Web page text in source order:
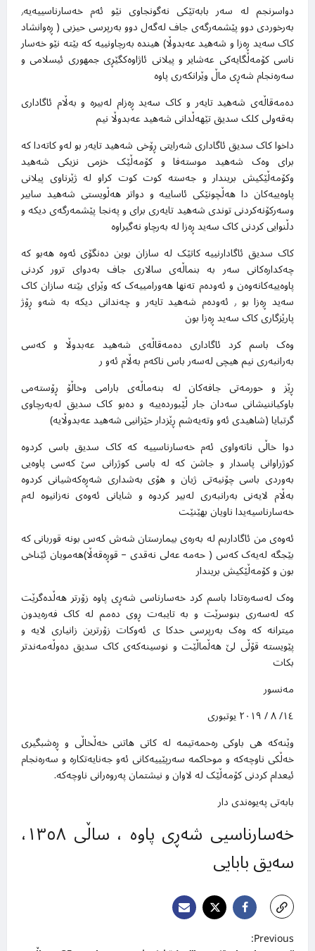
دواسرنجم لە سەر بابەتێکی نەگونجاوی نێو ئەم خەسارناسییەیە٫
بەرخوردی دوو پێشمەرگەی جاف لەگەل دوو بەرپرسی حیزبی ( ڕەوانشاد
کاک سەید ڕەزا و شەهید عەبدوڵا) هیندە بەرچاونییە کە بێتە نێو خەسار
ناسی کۆمەڵگایەکی عەشایر و پیلانی ئاژاوەکگێڕی جمهوری ئیسلامی و
سەرەنجام شەڕی ماڵ وێرانکەری پاوە
دەمەقاڵەی شەهید تایەر و کاک سەید ڕەزام لەبیرە و بەڵام ئاگاداری
بەقەولی کلک سدیق تێهەڵدانی شەهید عەبدوڵا نیم
داخوا کاک سدیق ئاگاداری شەرایتی ڕۆخی شەهید تایەر بو لەو کاتەدا کە
برای وەک شەهید موستەفا و کۆمەڵێک خزمی نزیکی شەهید
وکۆمەڵێکیش بریندار و جەستە کوت کوت کراو لە ژێرناوی پیلانی
پاوەییەکان دا هەڵچونێکی ئاساییە و دواتر هەڵویستی شەهید سابیر
وسەرکۆنەکردنی توندی شەهید تایەری برای و پەنجا پێشمەرگەی دیکە و
دڵنوایی کردنی کاک سەید ڕەزا لە بەرچاو نەگیراوە
کاک سدیق ئاگادارنییە کاتێک لە سازان بوین دەنگۆی ئەوە هەبو کە
چەکدارەکانی سەر بە بنماڵەی سالاری جاف بەدوای ترور کردنی
پاوەییەکانەوەن و ئەودەم تەنها هەورامییەک کە وێرای بێتە سازان کاک
سەید ڕەزا بو ٫ ئەودەم شەهید تایەر و چەندانی دیکە بە شەو ڕۆژ
پارێزگاری کاک سەید ڕەزا بون
وەک باسم کرد ئاگاداری دەمەقاڵەی شەهید عەبدوڵا و کەسی
بەرانبەری نیم هیچی لەسەر باس ناکەم بەڵام ئەو ر
ڕێز و حورمەتی جافەکان لە بنەماڵەی بارامی وخاڵۆ ڕۆستەمی
باوکیاننیشانی سەدان جار ڵێبوردەییە و دەبو کاک سدیق لەبەرچاوی
گرتبایا (شاهیدی ئەو وتەیەشم ڕێزدار حێزانیی شەهید عەبدوڵایە)
دوا خاڵی ناتەواوی ئەمخەسارناسییە کە کاک سدیق باسی کردوە
کوژراوانی پاسدار و جاشن کە لە باسی کوژرانی سێ کەسی پاوەیی
بەوردی باسی چۆنیەتی ژیان و هۆی بەشداری شەڕەکەشیانی کردوە
بەڵام لایەنی بەرانبەری لەبیر کردوە و شایانی ئەوەی نەزانیوە لەم
خەسارناسیەیدا ناویان بهێنێت
ئەوەی من ئاگاداربم لە بەرەی بیمارستان شەش کەس بونە قوربانی کە
بێجگە لەیەک کەس ( حەمە عەلی نەقدی – قوڕەقەڵا)هەمویان ئێناخی
بون و کۆمەڵێکیش بریندار
وەک لەسەرەتادا باسم کرد خەسارناسی شەڕی پاوە زۆرتر هەڵدەگرێت
کە لەسەری بنوسرێت و بە تایبەت ڕوی دەمم لە کاک فەرەیدون
میترانە کە وەک بەرپرسی حدکا ی ئەوکات زۆرترین زانیاری لایە و
پێویستە قۆڵی لێ هەڵماڵێت و نوسینەکەی کاک سدیق دەوڵەمەندتر
بکات
مەنسور
۱٤/ ۸ / ۲۰۱۹ یوتبوری
وێنەکە هی باوکی رەحمەتیمە لە کاتی هاتنی خەڵخاڵی و ڕەشبگیری
خەڵکی ناوچەکە و موحاکمە سەرپێییەکانی ئەو جەنایەتکارە و سەرەنجام
ئیعدام کردنی کۆمەڵێک لە لاوان و نیشتمان پەروەرانی ناوچەکە.
بابەتی پەیوەندی دار
خەسارناسیی شەڕی پاوە ، ساڵی ١٣٥٨،
سەیق بابایی
P
Previous: